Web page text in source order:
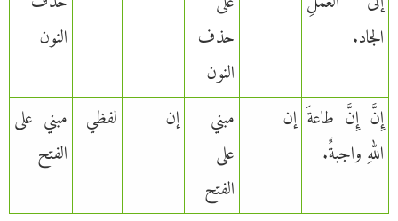
الجاد.
حذف
النون
النون
إِنَّ إِنَّ طاعةَ
اللهِ واجبةٌ.
إن
مبني
على
الفتح
إن لفظي
مبني على
الفتح